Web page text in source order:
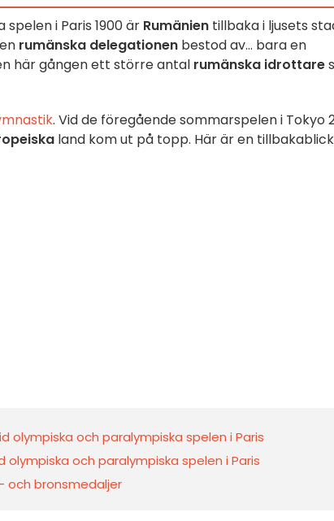
i Paris 1900 är Rumänien tillbaka i ljusets
rumänska delegationen bestod av... bara en
här gången ett större antal rumänska idrottare
. Vid de föregående sommarspelen i Tokyo
land kom ut på topp. Här är en
olympiska och paralympiska spelen i Paris
olympiska och paralympiska spelen i Paris
och bronsmedaljer